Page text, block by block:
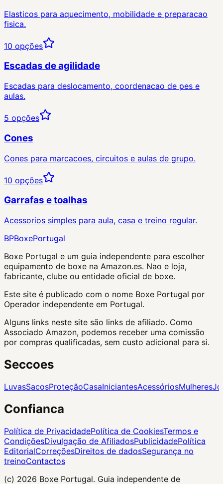
Elasticos para aquecimento, mobilidade e preparacao
fisica.
10 opções
Escadas de agilidade
Escadas para deslocamento, coordenacao de pes e
aulas.
5 opções
Cones
Cones para marcacoes, circuitos e aulas de grupo.
10 opções
Garrafas e toalhas
Acessorios simples para aula, casa e treino regular.
BPBoxePortugal
Boxe Portugal e um guia independente para escolher
equipamento de boxe na Amazon.es. Nao e loja,
fabricante, clube ou entidade oficial de boxe.
Este site é publicado com o nome Boxe Portugal por
Operador independente em Portugal.
Alguns links neste site são links de afiliado. Como
Associado Amazon, podemos receber uma comissão
por compras qualificadas, sem custo adicional para si.
Seccoes
LuvasSacosProteçãoCasaIniciantesAcessóriosMulheres
Confianca
Política de PrivacidadePolítica de CookiesTermos e
CondiçõesDivulgação de AfiliadosPublicidadePolítica
EditorialCorreçõesDireitos de dadosSegurança no
treinoContactos
(c) 2026 Boxe Portugal. Guia independente de